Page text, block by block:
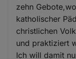
zehn
katholischer
christlichen
und praktiziert
Ich will damit